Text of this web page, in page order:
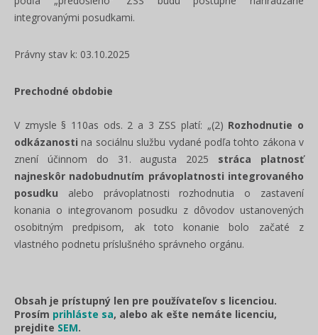
integrovanými posudkami.
Právny stav k: 03.10.2025
Prechodné obdobie
V zmysle § 110as ods. 2 a 3 ZSS platí: „(2) Rozhodnutie o
odkázanosti na sociálnu službu vydané podľa tohto zákona v
znení účinnom do 31. augusta 2025 stráca platnosť
najneskôr nadobudnutím právoplatnosti integrovaného
posudku alebo právoplatnosti rozhodnutia o zastavení
konania o integrovanom posudku z dôvodov ustanovených
osobitným predpisom, ak toto konanie bolo začaté z
vlastného podnetu príslušného správneho orgánu.
Obsah je prístupný len pre používateľov s licenciou.
Prosím prihláste sa, alebo ak ešte nemáte licenciu,
prejdite SEM.